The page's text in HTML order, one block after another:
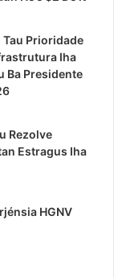
Prioridade
Iha
Ba Presidente
Rezolve
Estragus Iha
HGNV